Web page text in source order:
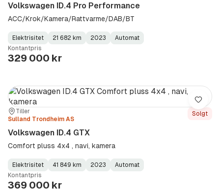
Volkswagen ID.4 Pro Performance
ACC/Krok/Kamera/Rattvarme/DAB/BT
Fuel
Type:
Elektrisitet
Kilometerstand:
21 682 km
Model
Year:
2023
Gearbox
Type:
Automat
Kontantpris
329 000 kr
Sted:
Tiller
Forhandler:
Sulland Trondheim AS
Solgt
Volkswagen ID.4 GTX
Comfort pluss 4x4 , navi, kamera
Fuel
Type:
Elektrisitet
Kilometerstand:
41 849 km
Model
Year:
2023
Gearbox
Type:
Automat
Kontantpris
369 000 kr
Lagre